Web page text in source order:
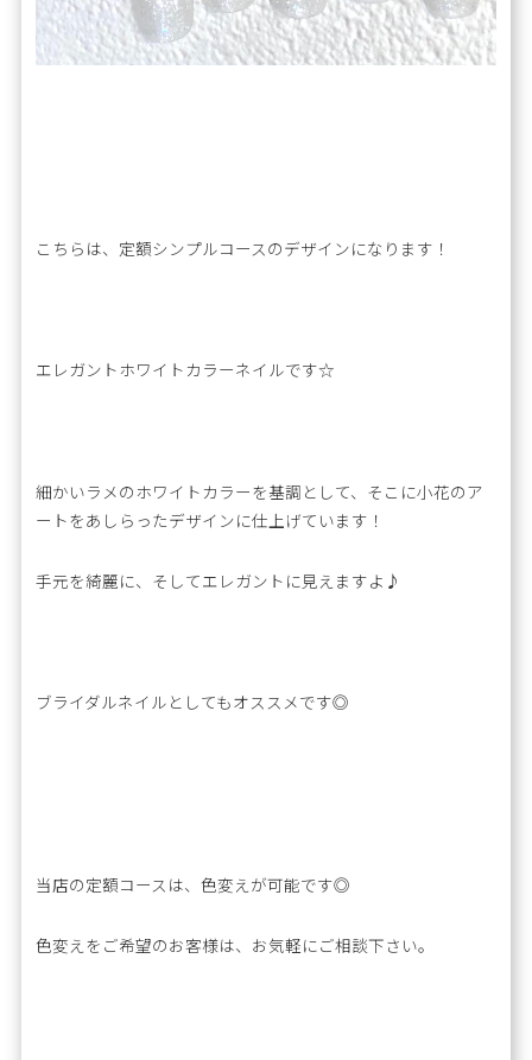
こちらは、定額シンプルコースのデザインになります！
エレガントホワイトカラーネイルです☆
細かいラメのホワイトカラーを基調として、そこに小花のア
ートをあしらったデザインに仕上げています！
手元を綺麗に、そしてエレガントに見えますよ♪
ブライダルネイルとしてもオススメです◎
当店の定額コースは、色変えが可能です◎
色変えをご希望のお客様は、お気軽にご相談下さい。